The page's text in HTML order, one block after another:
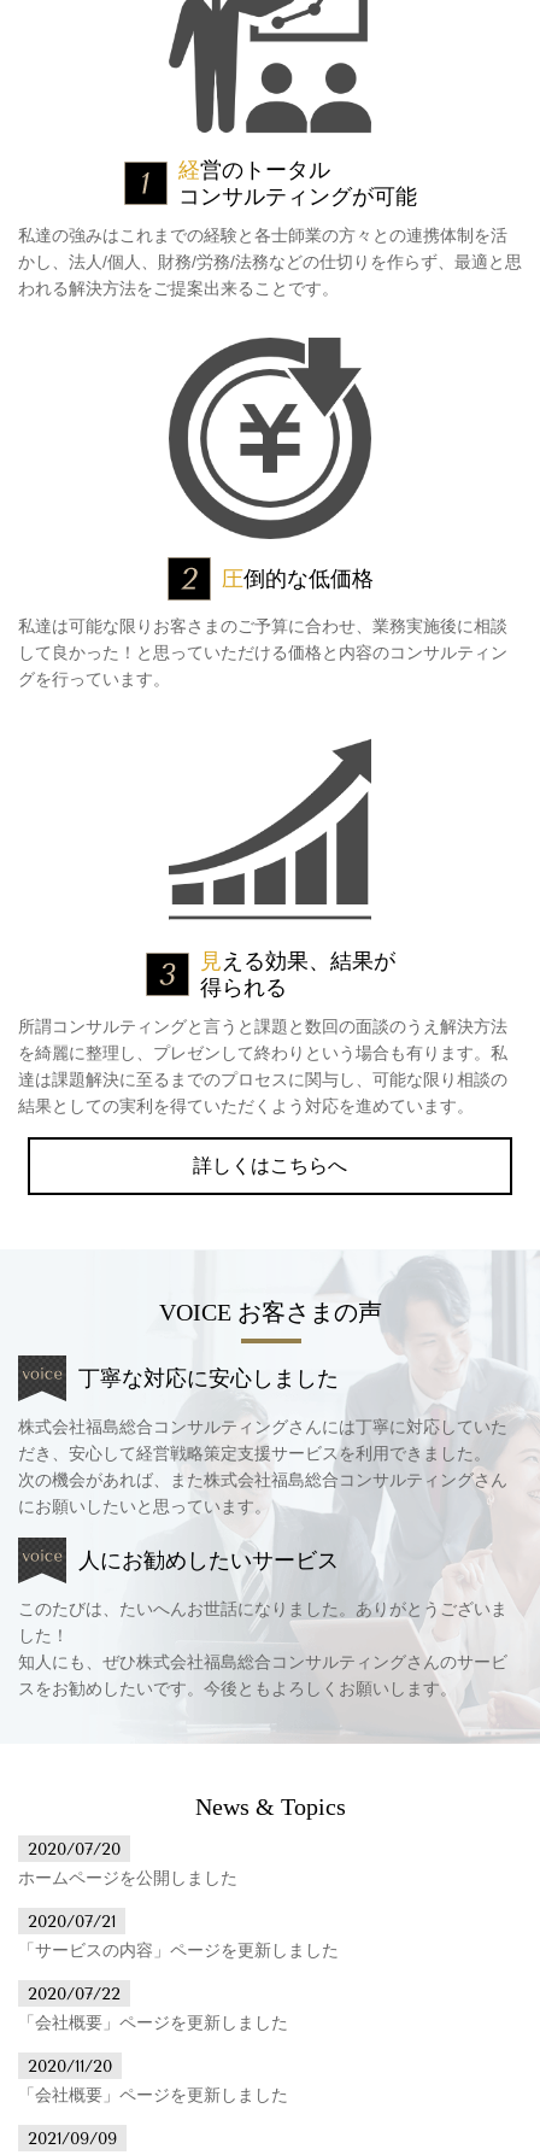
経営のトータル
コンサルティングが可能
私達の強みはこれまでの経験と各士師業の方々との連携体制を活
かし、法人/個人、財務/労務/法務などの仕切りを作らず、最適と思
われる解決方法をご提案出来ることです。
圧倒的な低価格
私達は可能な限りお客さまのご予算に合わせ、業務実施後に相談
して良かった！と思っていただける価格と内容のコンサルティン
グを行っています。
見 える効果、結果が
得られる
所謂コンサルティングと言うと課題と数回の面談のうえ解決方法
を綺麗に整理し、プレゼンして終わりという場合も有ります。私
達は課題解決に至るまでのプロセスに関与し、可能な限り相談の
結果としての実利を得ていただくよう対応を進めています。
詳しくはこちらへ
VOICE お客さまの声
丁寧な対応に安心しました
株式会社福島総合コンサルティングさんには丁寧に対応していた
だき、安心して経営戦略策定支援サービスを利用できました。
次の機会があれば、また株式会社福島総合コンサルティングさん
にお願いしたいと思っています。
人にお勧めしたいサービス
このたびは、たいへんお世話になりました。ありがとうございま
した！
知人にも、ぜひ株式会社福島総合コンサルティングさんのサービ
スをお勧めしたいです。今後ともよろしくお願いします。
News & Topics
2020/07/20
ホームページを公開しました
2020/07/21
「サービスの内容」ページを更新しました
2020/07/22
「会社概要」ページを更新しました
2020/11/20
「会社概要」ページを更新しました
2021/09/09